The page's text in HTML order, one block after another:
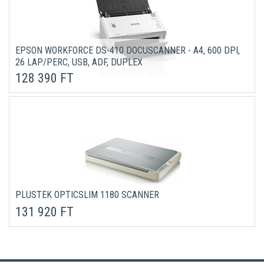
EPSON WORKFORCE DS-410 DOCUSCANNER - A4, 600 DPI,
26 LAP/PERC, USB, ADF, DUPLEX
128 390 FT
PLUSTEK OPTICSLIM 1180 SCANNER
131 920 FT